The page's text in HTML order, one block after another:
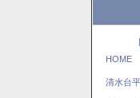
HOME
清水台